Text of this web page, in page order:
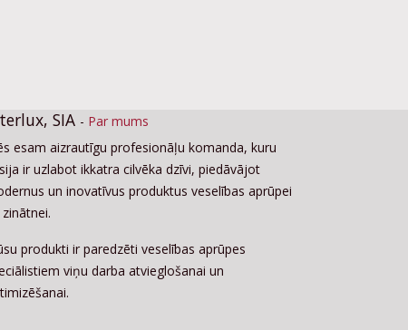
SIA - Par mums
esam aizrautīgu profesionāļu komanda, kuru
ir uzlabot ikkatra cilvēka dzīvi, piedāvājot
un inovatīvus produktus veselības aprūpei
produkti ir paredzēti veselības aprūpes
viņu darba atvieglošanai un